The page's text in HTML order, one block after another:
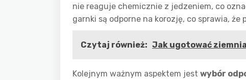
nie reaguje chemicznie z jedzeniem, co
garnki są odporne na korozję, co sprawia, że
Czytaj również: Jak ugotować
Kolejnym ważnym aspektem jest wybór